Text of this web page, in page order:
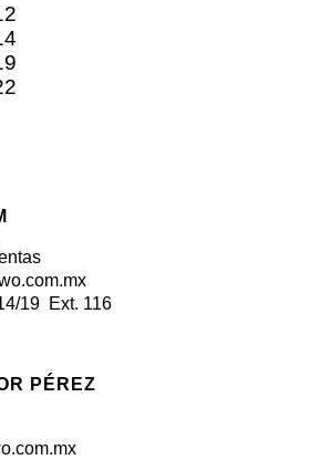
19 Ext. 116
PÉREZ